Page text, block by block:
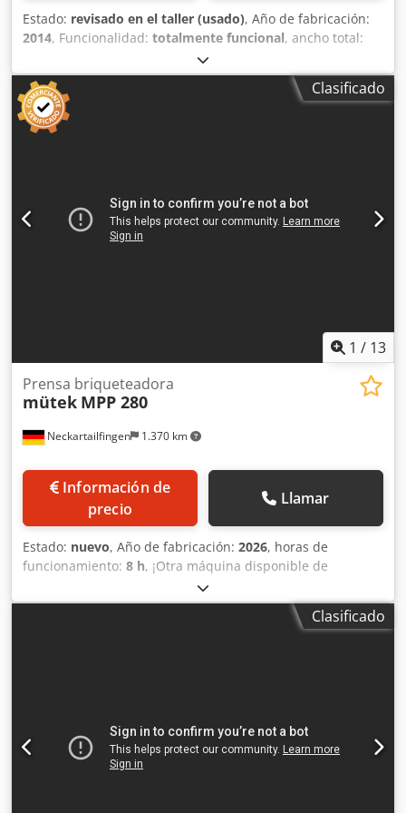
Accesorios: Control de la longitud de la briqueta
Encendido y apagado automático Ubicación: 54634 Bitburg
Estado: revisado en el taller (usado), Año de fabricación:
2014, Funcionalidad: totalmente funcional, ancho total:
1.500 mm
mm, peso total:1.350 kg, tensión de entrada:9 V,
capacidad del depósito de aceite:
, Equipamiento:
unidad de refrigeración
modelo Oscar, 9,2 kW, reacondicionada, con nuevo
nuevo sistema de refrigeración (enfriador). Se puede
inspeccionar con la máquina en funcionamiento.
Clasificado
1 / 13
Neckartailfingen 1.370 km
Prensa briqueteadora
mütek MPP 280
Información de
precio
Llamar
Estado: nuevo, Año de fabricación: 2026, horas de
funcionamiento: 8 h, ¡Otra máquina disponible de
inmediato! Máquina muy robusta con alta fuerza de
prensado. - También es adecuada para producir una
calidad de briqueta comercializable, dependiendo del
conocimientos técnicos + Miles de máquinas en
funcionamiento con clientes satisfechos + Excelente
relación calidad-precio Recargo por sistema de
Clasificado